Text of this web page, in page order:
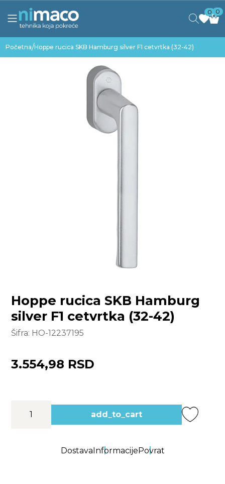
0 0
Početna/Hoppe rucica SKB Hamburg silver F1 cetvrtka (32-42)
Hoppe rucica SKB Hamburg
silver F1 cetvrtka (32-42)
Šifra: HO-12237195
3.554,98 RSD
add_to_cart
DostavaInformacijePovrat